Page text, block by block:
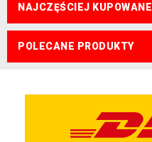
NAJCZĘŚCIEJ KUPOWANE
POLECANE PRODUKTY